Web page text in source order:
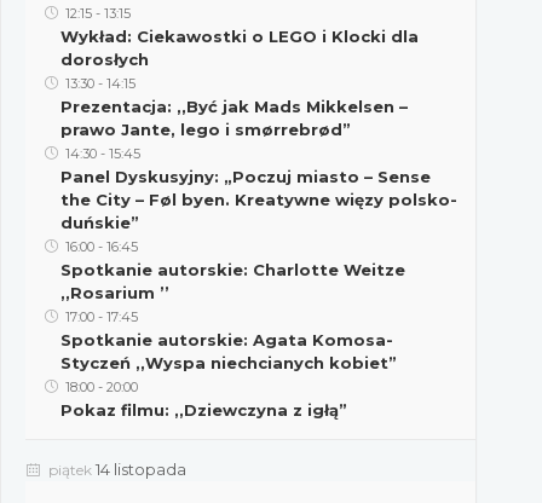
12:15 - 13:15
Wykład: Ciekawostki o LEGO i Klocki dla
dorosłych
13:30 - 14:15
Prezentacja: ,,Być jak Mads Mikkelsen –
prawo Jante, lego i smørrebrød”
14:30 - 15:45
Panel Dyskusyjny: „Poczuj miasto – Sense
the City – Føl byen. Kreatywne więzy polsko-
duńskie”
16:00 - 16:45
Spotkanie autorskie: Charlotte Weitze
,,Rosarium ’’
17:00 - 17:45
Spotkanie autorskie: Agata Komosa-
Styczeń ,,Wyspa niechcianych kobiet”
18:00 - 20:00
Pokaz filmu: ,,Dziewczyna z igłą”
piątek 14 listopada